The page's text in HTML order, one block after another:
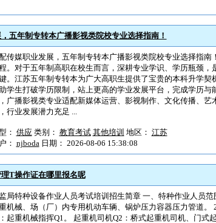
五年制专转本广播影视类院校专业选择指南！
传媒职业发展，五年制专转本广播影视类院校专业选择指
。对于五年制高职在校生而言，深耕专业学识、学历瓶颈
。江苏五年制专转本为广大高职生提供了宝贵的本科升学契
学生打破学历限制，站上更高的学业发展平台，完成学历
广播影视类专业适配新媒体运营、影视制作、文化传播、
行业发展潜力充足 ...
： 供应类别： 教育考试 其他培训 地区： 江苏
： njboda日期： 2026-08-06 15:38:08
T操作证在哪里报名呢
局特种设备作业人员考试培训招生简章 一、特种作业人员
机械、场（厂）内专用机动车辆、锅炉压力容器压力管道
起重机械指挥Q1。 起重机司机Q2：桥式起重机司机、门式